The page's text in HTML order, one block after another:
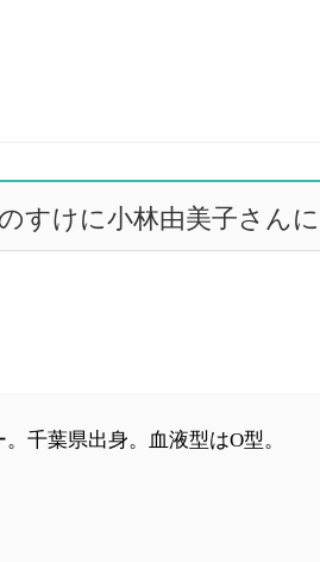
すけに小林由美子さん
千葉県出身。血液型はO型。